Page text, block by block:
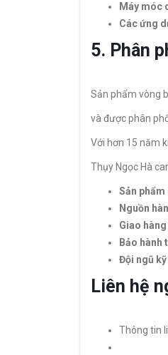
Máy móc
Các ứng
5. Phân
Sản phẩm vòng
và được phân
Với hơn 15 năm
Thụy Ngọc Hà
Sản phẩm
Nguồn
Giao
Bảo hành
Đội ngũ
Liên hệ
Thông tin
028